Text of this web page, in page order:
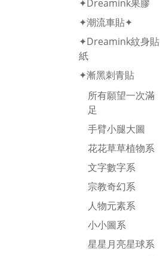
✦Dreamink果膠
✦潮流車貼✦
✦Dreamink紋身貼
紙
✦漸黑刺青貼
所有願望一次滿
足
手臂小腿大圖
花花草草植物系
文字數字系
宗教奇幻系
人物元素系
小小圖系
星星月亮星球系